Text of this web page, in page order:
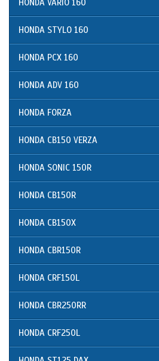
HONDA VARIO 160
HONDA STYLO 160
HONDA PCX 160
HONDA ADV 160
HONDA FORZA
HONDA CB150 VERZA
HONDA SONIC 150R
HONDA CB150R
HONDA CB150X
HONDA CBR150R
HONDA CRF150L
HONDA CBR250RR
HONDA CRF250L